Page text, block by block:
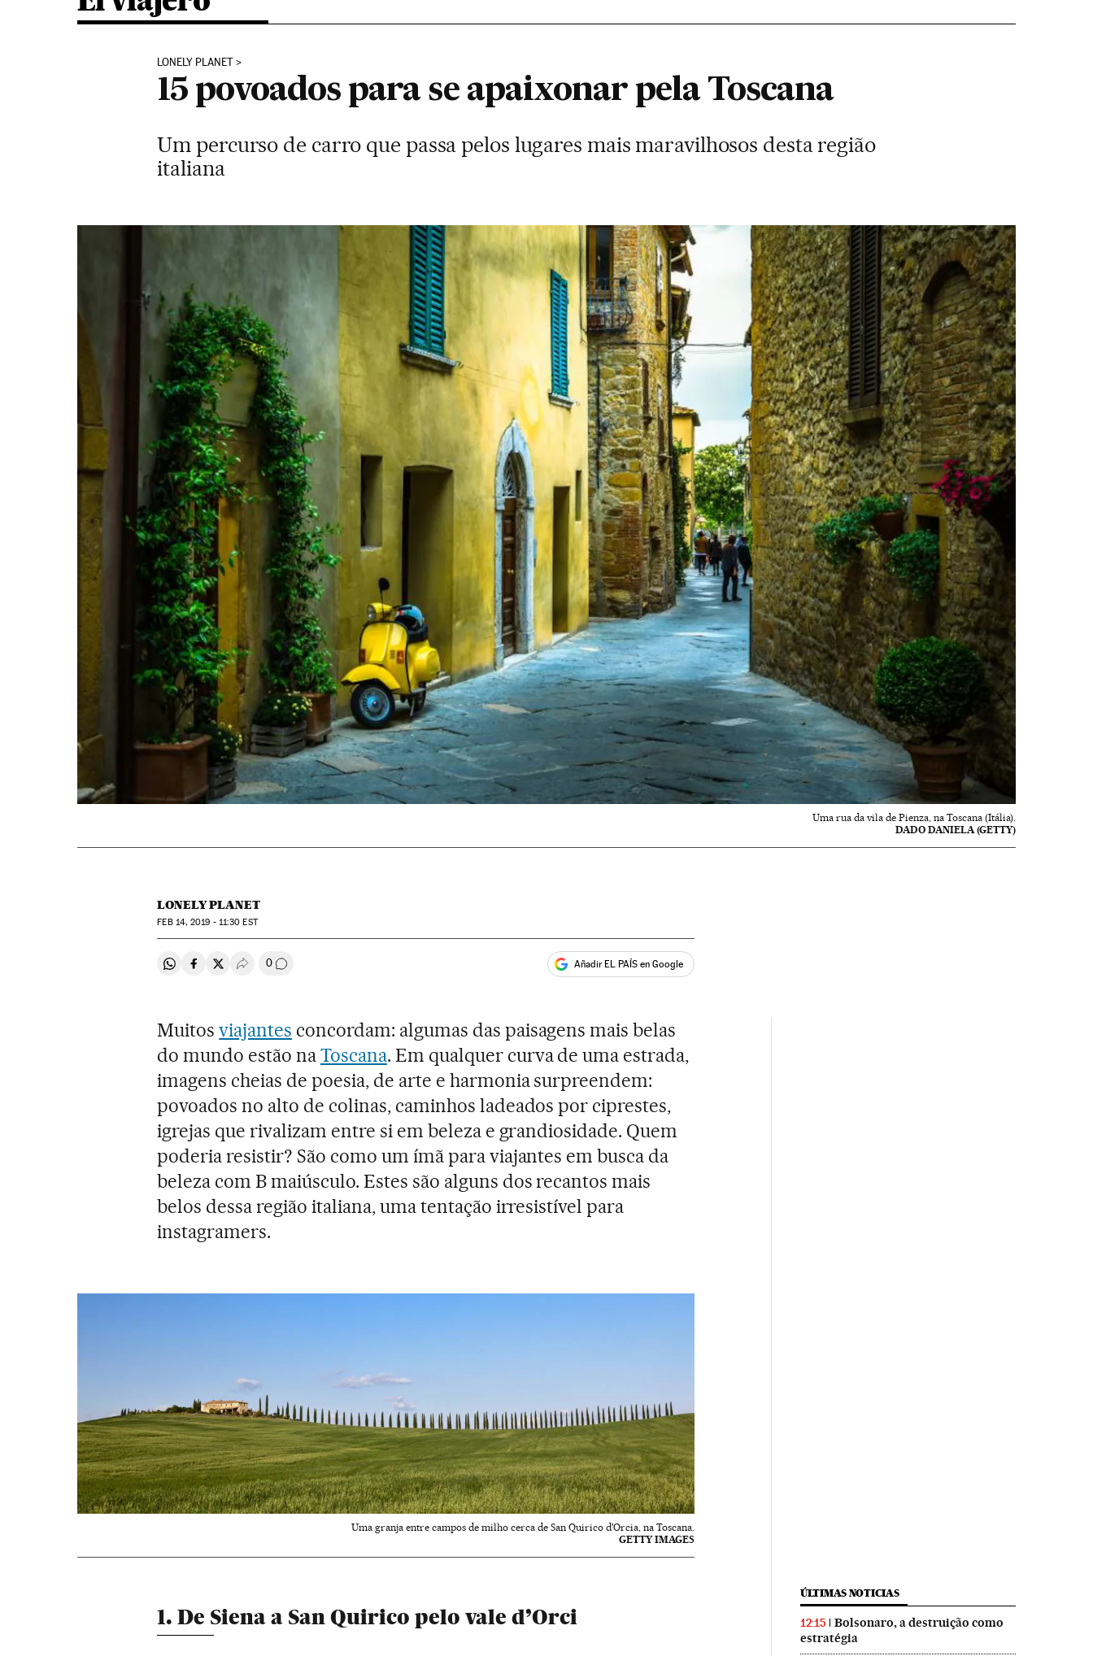
LONELY PLANET
15 povoados para se apaixonar pela Toscana
Um percurso de carro que passa pelos lugares mais maravilhosos desta região
italiana
Uma rua da vila de Pienza, na Toscana (Itália).
DADO DANIELA (GETTY)
LONELY PLANET
FEB14, 2019 - 11:30 EST
Compartir en Whatsapp
Compartir en Facebook
Compartir en Twitter
Desplegar Redes Sociales
0 Comentários Añadir EL PAÍS en Google
Muitosviajantes concordam: algumas das paisagens mais belas
do mundo estão naToscana. Em qualquer curva de uma estrada,
imagens cheias de poesia, de arte e harmonia surpreendem:
povoados no alto de colinas, caminhos ladeados por ciprestes,
igrejas que rivalizam entre si em beleza e grandiosidade. Quem
poderia resistir? São como um ímã para viajantes em busca da
beleza com B maiúsculo. Estes são alguns dos recantos mais
belos dessa região italiana, uma tentação irresistível para
instagramers.
Uma granja entre campos de milho cerca de San Quirico d'Orcia, na Toscana.
GETTY IMAGES
1. De Siena a San Quirico pelo vale d’Orci
ÚLTIMAS NOTICIAS
12:15
Bolsonaro, a destruição como
estratégia